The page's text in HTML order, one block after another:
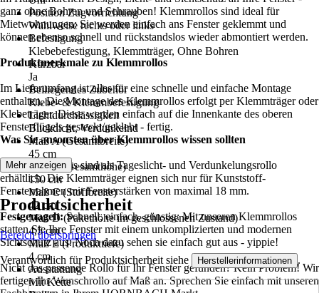
Position Zugvorrichtung
Wahlweise rechts oder links
Befestigung
Klebebefestigung, Klemmträger, Ohne Bohren
Kürzbar
Ja
Beiliegendes Zubehör
Klebe- & Klemmbefestigung
Lichtdurchlässigkeit
Blickdicht, Verdunkelnd
Maß A (Gesamtbreite)
45 cm
Maß B (Gesamthöhe)
150 cm
Maß C (Stoffbreite)
42 cm
Maß D (Pakethöhe im geschlossenen Zustand)
4,5 cm
Maß E (Produkttiefe)
4 cm
Ausstattung
Mit Kette
ganz ohne Bohren und Schrauben! Klemmrollos sind ideal für
Mietwohnungen: Sie werden einfach ans Fenster geklemmt und
können ebenso schnell und rückstandslos wieder abmontiert werden.
Produktmerkmale zu Klemmrollos
Im Lieferumfang ist alles für eine schnelle und einfache Montage
enthalten. Die Montage des Klemmrollos erfolgt per Klemmträger oder
Klebeträger. Diese werden einfach auf die Innenkante des oberen
Fensterflügels gesteckt/geklebt - fertig.
Was Sie ansonsten über Klemmrollos wissen sollten
Die Klemmrollos sind als Tageslicht- und Verdunkelungsrollo
erhältlich. Die Klemmträger eignen sich nur für Kunststoff-
Fensterrahmen mit Fensterstärken von maximal 18 mm.
Festgenagelt:Schnell, einfach, günstig: Mit unseren Klemmrollos
statten Sie Ihre Fenster mit einem unkomplizierten und modernen
Sichtschutz aus. Noch dazu sehen sie einfach gut aus - yippie!
Nicht das passende Rollo für Ihr Fenster gefunden? Kein Problem! Wir
fertigen Ihr Wunschrollo auf Maß an. Sprechen Sie einfach mit unseren
Mehr anzeigen
Produktsicherheit
Bereich überspringen
Verantwortlich für Produktsicherheit siehe Herstellerinformationen .